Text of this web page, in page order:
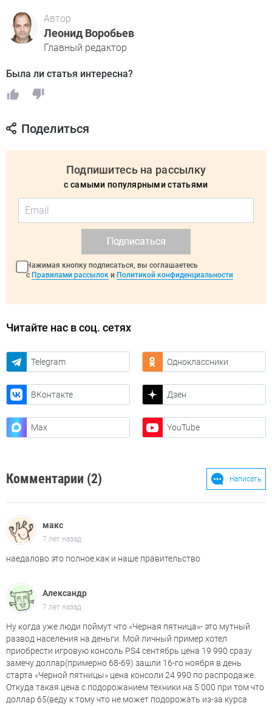
Автор
Леонид Воробьев
Главный редактор
Была ли статья интересна?
Поделиться
Подпишитесь на рассылку
с самыми популярными статьями
Подписаться
Нажимая кнопку подписаться, вы соглашаетесь
с Правилами рассылок и Политикой конфиденциальности
Читайте нас в соц. сетях
Telegram Одноклассники
ВКонтакте Дзен
Max YouTube
Комментарии (2) Написать
макс
7 лет назад
наедалово это полное.как и наше правительство
Александр
7 лет назад
Ну когда уже люди поймут что «Черная пятница»- это мутный
развод населения на деньги. Мой личный пример хотел
приобрести игровую консоль PS4 сентябрь цена 19 990 сразу
замечу доллар(примерно 68-69) зашли 16-го ноября в день
старта «Черной пятницы» цена консоли 24 990 по распродаже.
Откуда такая цена с подорожанием техники на 5 000 при том что
доллар 65(веду к тому что не может подорожать из-за курса